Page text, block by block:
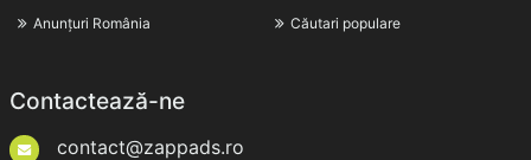
Anunțuri România Căutari populare
Contactează-ne
contact@zappads.ro